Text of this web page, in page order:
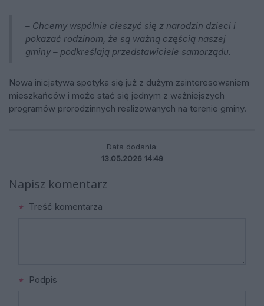
– Chcemy wspólnie cieszyć się z narodzin dzieci i
pokazać rodzinom, że są ważną częścią naszej
gminy – podkreślają przedstawiciele samorządu.
Nowa inicjatywa spotyka się już z dużym zainteresowaniem
mieszkańców i może stać się jednym z ważniejszych
programów prorodzinnych realizowanych na terenie gminy.
Data dodania:
13.05.2026 14:49
Napisz komentarz
Treść komentarza
Podpis